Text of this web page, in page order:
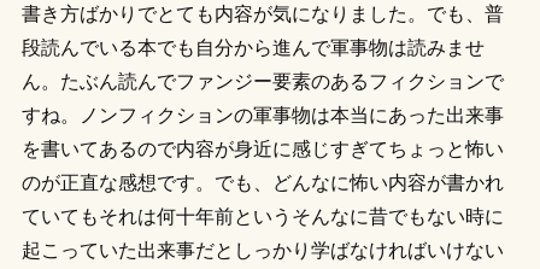
書き方ばかりでとても内容が気になりました。でも、普
段読んでいる本でも自分から進んで軍事物は読みませ
ん。たぶん読んでファンジー要素のあるフィクションで
すね。ノンフィクションの軍事物は本当にあった出来事
を書いてあるので内容が身近に感じすぎてちょっと怖い
のが正直な感想です。でも、どんなに怖い内容が書かれ
ていてもそれは何十年前というそんなに昔でもない時に
起こっていた出来事だとしっかり学ばなければいけない